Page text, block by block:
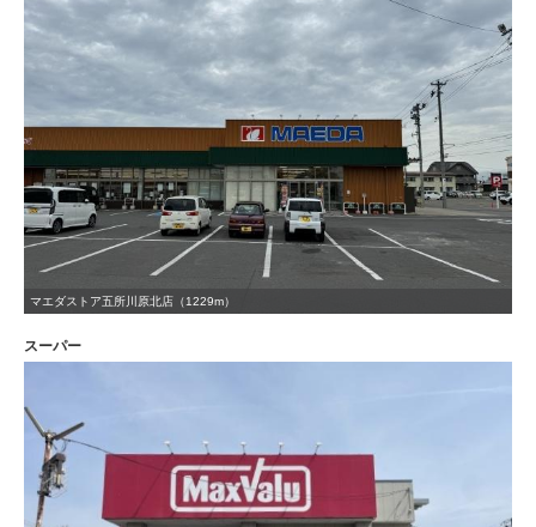
マエダストア五所川原北店（1229m）
スーパー